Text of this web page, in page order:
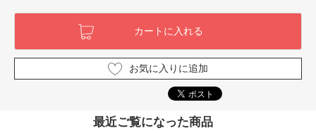
お気に入りに追加
最近ご覧になった商品